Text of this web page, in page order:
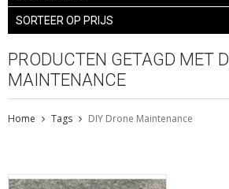
SORTEER OP PRIJS
PRODUCTEN GETAGD MET
MAINTENANCE
Home Tags DIY Drone Maintenance